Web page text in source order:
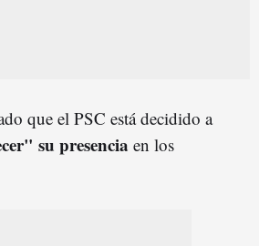
que el PSC está decidido a
su presencia en los